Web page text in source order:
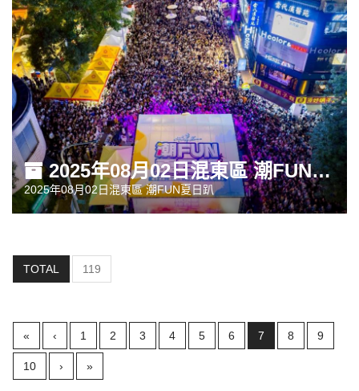
2025年08月02日混東區 潮FUN夏日趴
2025年08月02日混東區 潮FUN夏日趴
TOTAL 119
« ‹ 1 2 3 4 5 6 7 (current)
8 9
10 › »